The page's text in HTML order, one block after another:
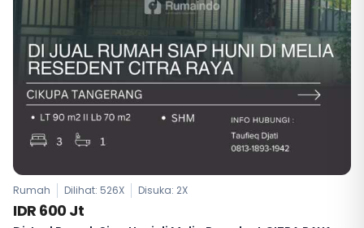
Rumah Dilihat: 526X Disuka: 2X
IDR 600 Jt